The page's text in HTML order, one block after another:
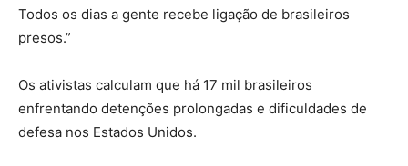
Todos os dias a gente recebe ligação de brasileiros
presos.”
Os ativistas calculam que há 17 mil brasileiros
enfrentando detenções prolongadas e dificuldades de
defesa nos Estados Unidos.